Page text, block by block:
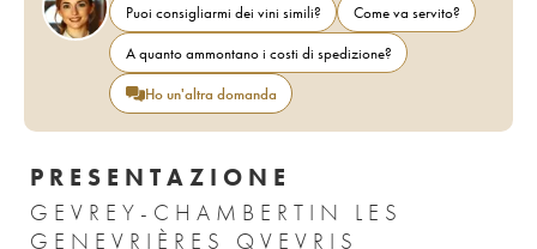
Puoi consigliarmi dei vini simili?
Come va servito?
A quanto ammontano i costi di spedizione?
Ho un'altra domanda
PRESENTAZIONE
GEVREY-CHAMBERTIN LES
GENEVRIÈRES QVEVRIS